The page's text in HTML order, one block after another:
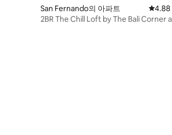
San Fernando의 아파트 평점
4.88
2BR The Chill Loft by The Bali Corner